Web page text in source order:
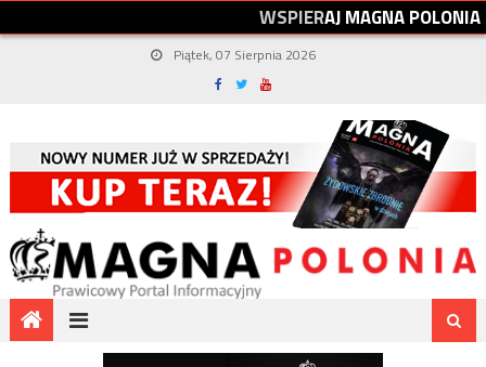
WSPIERAJMAGNAPOLONIA
Piątek, 07 Sierpnia 2026